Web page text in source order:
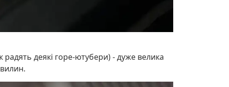
деякі горе-ютубери) - дуже велика